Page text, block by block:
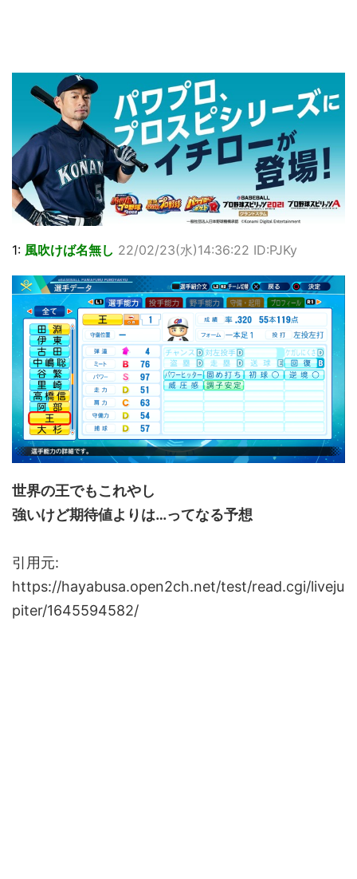
1: 風吹けば名無し 22/02/23(水)14:36:22 ID:PJKy
世界の王でもこれやし
強いけど期待値よりは…ってなる予想
引用元:
https://hayabusa.open2ch.net/test/read.cgi/liveju
piter/1645594582/